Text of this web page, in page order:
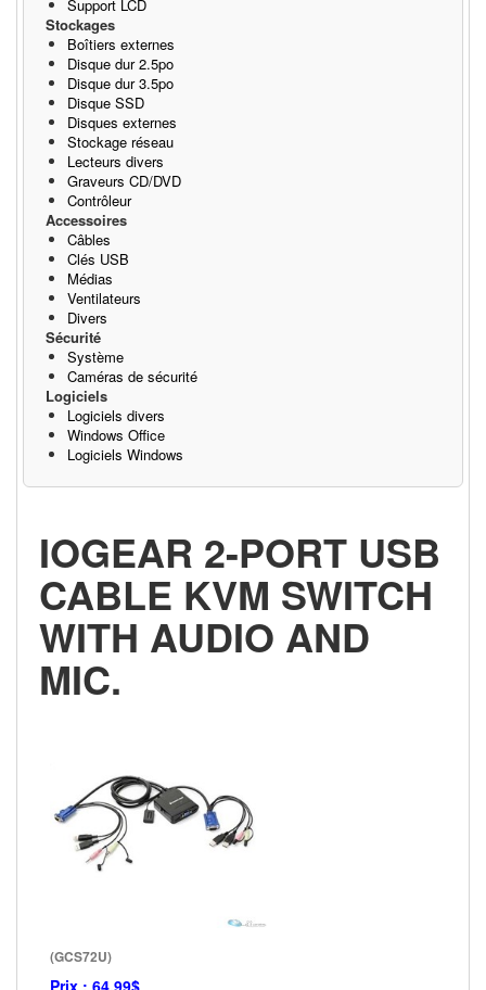
Support LCD
Stockages
Boîtiers externes
Disque dur 2.5po
Disque dur 3.5po
Disque SSD
Disques externes
Stockage réseau
Lecteurs divers
Graveurs CD/DVD
Contrôleur
Accessoires
Câbles
Clés USB
Médias
Ventilateurs
Divers
Sécurité
Système
Caméras de sécurité
Logiciels
Logiciels divers
Windows Office
Logiciels Windows
IOGEAR 2-PORT USB
CABLE KVM SWITCH
WITH AUDIO AND
MIC.
(GCS72U)
Prix : 64.99$